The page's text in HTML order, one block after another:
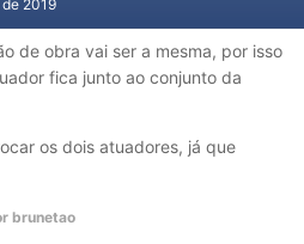
2019
de obra vai ser a mesma, por isso
fica junto ao conjunto da
os dois atuadores, já que
brunetao